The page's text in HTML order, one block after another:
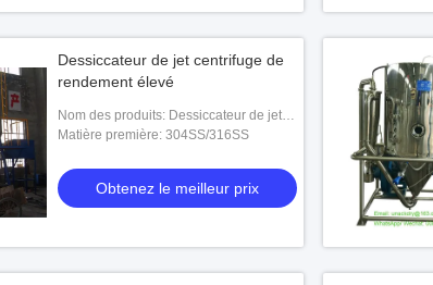
Dessiccateur de jet centrifuge de
rendement élevé
Nom des produits: Dessiccateur de jet
centrifuge
Matière première: 304SS/316SS
Obtenez le meilleur prix